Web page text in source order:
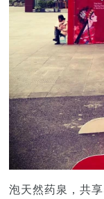
泡天然药泉，共享